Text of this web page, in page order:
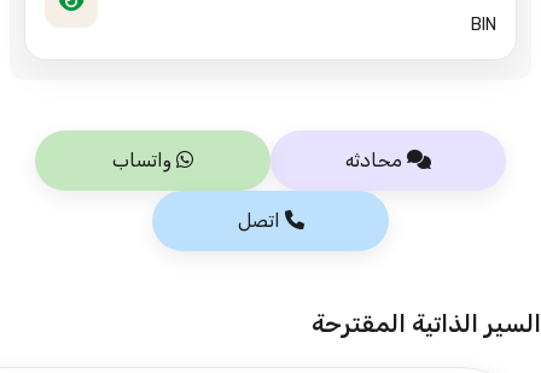
BIN
محادثه واتساب
اتصل
السير الذاتية المقترحة